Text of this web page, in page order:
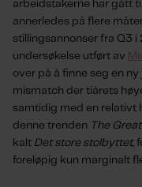
arbeidstakerne har gått
annerledes på flere
stillingsannonser fra Q3
undersøkelse utført av
over på å finne seg en
mismatch der tiårets
samtidig med en relativt
denne trenden The
kalt Det store stolbyttet,
foreløpig kun marginalt